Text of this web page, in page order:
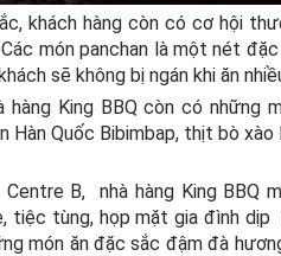
khách hàng còn có cơ hội
món panchan là một nét
sẽ không bị ngán khi ăn
hàng King BBQ còn có những
Hàn Quốc Bibimbap, thịt bò xào
B, nhà hàng King
tiệc tùng, họp mặt gia đình dịp
món ăn đặc sắc đậm đà